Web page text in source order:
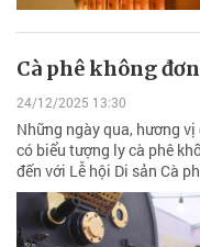
Cà phê không
24/12/2025 13:30
Những ngày qua, hương
có biểu tượng ly cà phê
đến với Lễ hội Di sản Cà